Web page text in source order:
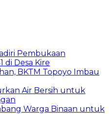
Pembukaan
di Desa Kire
BKTM Topoyo Imbau
Air Bersih untuk
Warga Binaan untuk